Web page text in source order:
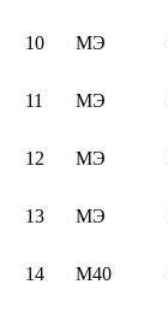
10 МЭ
11 МЭ
12 МЭ
13 МЭ
14 М40